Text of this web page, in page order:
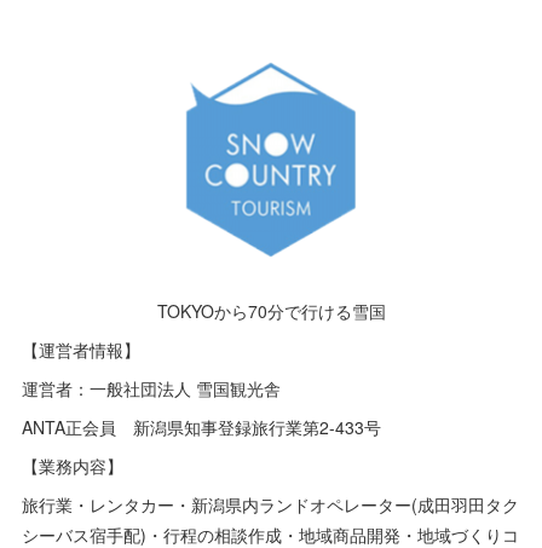
TOKYOから70分で行ける雪国
【運営者情報】
運営者：一般社団法人 雪国観光舎
ANTA正会員 新潟県知事登録旅行業第2-433号
【業務内容】
旅行業・レンタカー・新潟県内ランドオペレーター(成田羽田タク
シーバス宿手配)・行程の相談作成・地域商品開発・地域づくりコ